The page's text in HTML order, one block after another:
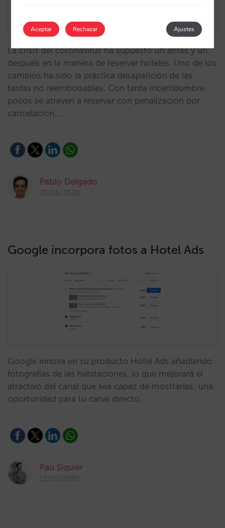
La crisis del coronavirus ha supuesto un antes y un
después en la manera de reservar hoteles. Uno de los
cambios ha sido la práctica desaparición de las
tarifas no reembolsables. Con tanta incertidumbre,
pocos se atreven a reservar con penalización por
cancelación.…
Pablo Delgado
23/06/2020
Google incorpora fotos a Hotel Ads
Google innova en su producto Hotel Ads añadiendo
fotografías de las habitaciones, lo que mejorará el
atractivo del canal que sea capaz de mostrarlas: una
oportunidad para tu canal directo…
Pau Siquier
12/03/2020
Aceptar Ajustes
Rechazar